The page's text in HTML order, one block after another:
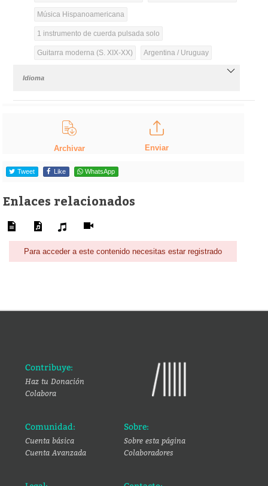
Música Hispanoamericana
1 instrumento de cuerda pulsada solo
Guitarra moderna (S. XIX-XX) Argentina / Uruguay
Idioma
Archivar Enviar
Tweet Like WhatsApp
Enlaces relacionados
Para acceder a este contenido necesitas estar registrado
Contribuye:
Haz tu Donación
Colabora
Comunidad:
Cuenta básica
Cuenta Avanzada
Sobre:
Sobre esta página
Colaboradores